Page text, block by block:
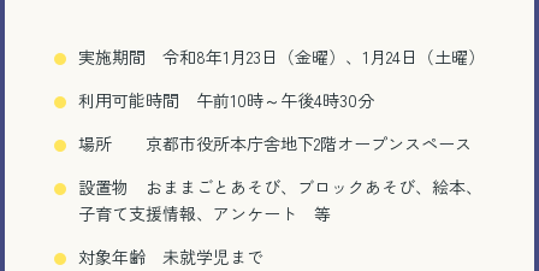
実施期間 令和8年1月23日（金曜）、1月24日（土曜）
利用可能時間 午前10時～午後4時30分
場所 京都市役所本庁舎地下2階オープンスペース
設置物 おままごとあそび、ブロックあそび、絵本、
子育て支援情報、アンケート 等
対象年齢 未就学児まで